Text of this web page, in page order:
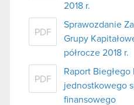
2018 r.
PDF
Sprawozdanie
Grupy
półrocze 2018 r.
PDF
Raport
jednostkowego
finansowego